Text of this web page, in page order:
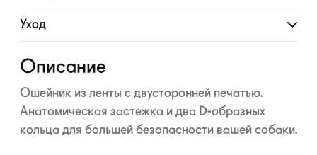
Развернуть
Уход
Развернуть
Описание
Ошейник из ленты с двусторонней печатью.
Анатомическая застежка и два D-образных
кольца для большей безопасности вашей собаки.